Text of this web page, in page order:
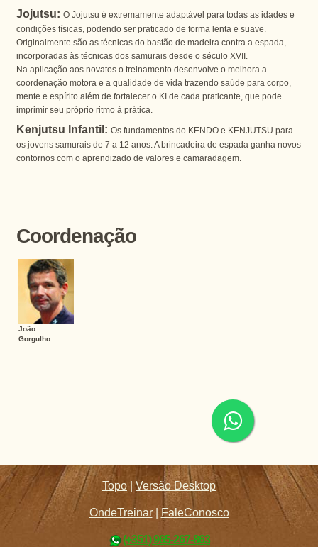
Jojutsu: O Jojutsu é extremamente adaptável para todas as idades e
condições físicas, podendo ser praticado de forma lenta e suave.
Originalmente são as técnicas do bastão de madeira contra a espada,
incorporadas às técnicas dos samurais desde o século XVII.
Na aplicação aos novatos o treinamento desenvolve o melhora a
coordenação motora e a qualidade de vida trazendo saúde para corpo,
mente e espírito além de fortalecer o KI de cada praticante, que pode
imprimir seu próprio ritmo à prática.
Kenjutsu Infantil: Os fundamentos do KENDO e KENJUTSU para
os jovens samurais de 7 a 12 anos. A brincadeira de espada ganha novos
contornos com o aprendizado de valores e camaradagem.
Coordenação
João
Gorgulho
Topo |Versão Desktop
OndeTreinar| FaleConosco
(+351) 965-267-863